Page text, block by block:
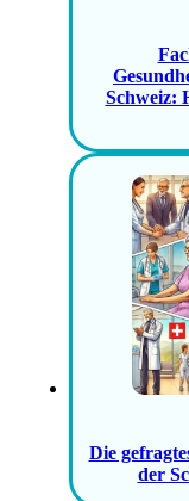
Schweiz:
Die
der